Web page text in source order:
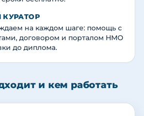
на каждом шаге: помощь с
договором и порталом НМО
до диплома.
и кем работать